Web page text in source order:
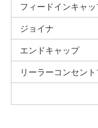
フィードインキャッ
ジョイナ
エンドキャップ
リーラーコンセン